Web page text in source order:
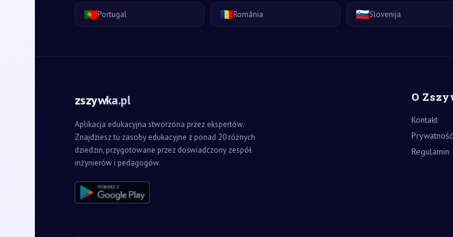
🇵🇹Portugal 🇷🇴România 🇸🇮Slovenija
zszywka.pl
Aplikacja edukacyjna stworzona przez ekspertów.
Znajdziesz tu zasoby edukacyjne z ponad 20 różnych
dziedzin, przygotowane przez doświadczony zespół
inżynierów i pedagogów.
O
Kontakt
Prywatność
Regulamin